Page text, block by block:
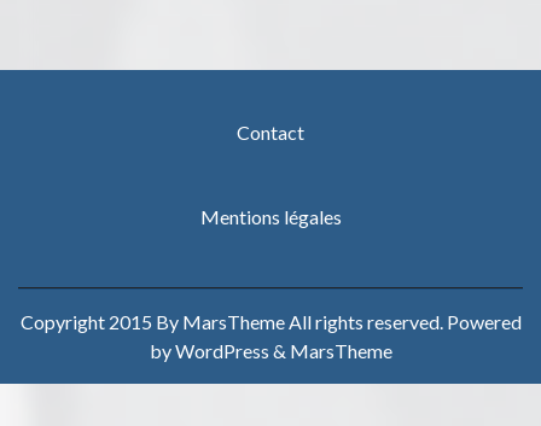
Contact
Mentions légales
Copyright 2015 By MarsTheme All rights reserved. Powered
by WordPress & MarsTheme